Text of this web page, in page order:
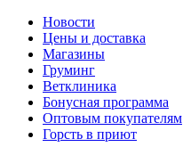
Новости
Цены и доставка
Магазины
Груминг
Ветклиника
Бонусная программа
Оптовым покупателям
Горсть в приют